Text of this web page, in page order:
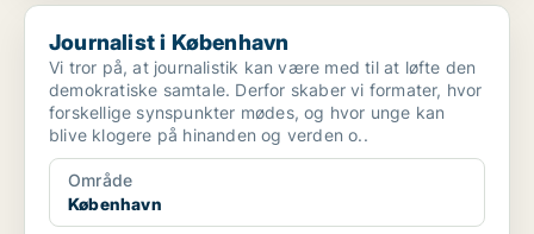
Journalist i København
Journalist i København
Vi tror på, at journalistik kan være med til at løfte den
demokratiske samtale. Derfor skaber vi formater, hvor
forskellige synspunkter mødes, og hvor unge kan
blive klogere på hinanden og verden o..
Område
København